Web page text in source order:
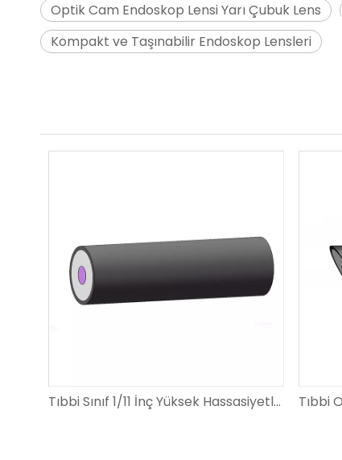
Optik Cam Endoskop Lensi Yarı Çubuk Lens
Kompakt ve Taşınabilir Endoskop Lensleri
Tıbbi Sınıf 1/11 İnç Yüksek Hassasiyetli OV6930 Serisi Endoskop Lensleri